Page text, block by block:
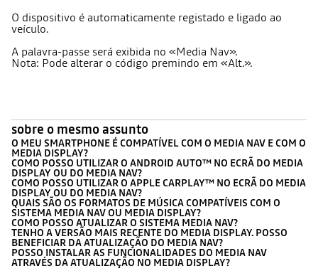
O dispositivo é automaticamente registado e ligado ao
veículo.
A palavra-passe será exibida no «Media Nav».
Nota: Pode alterar o código premindo em «Alt.».
sobre o mesmo assunto
O MEU SMARTPHONE É COMPATÍVEL COM O MEDIA NAV E COM O
MEDIA DISPLAY?
COMO POSSO UTILIZAR O ANDROID AUTO™ NO ECRÃ DO MEDIA
DISPLAY OU DO MEDIA NAV?
COMO POSSO UTILIZAR O APPLE CARPLAY™ NO ECRÃ DO MEDIA
DISPLAY OU DO MEDIA NAV?
QUAIS SÃO OS FORMATOS DE MÚSICA COMPATÍVEIS COM O
SISTEMA MEDIA NAV OU MEDIA DISPLAY?
COMO POSSO ATUALIZAR O SISTEMA MEDIA NAV?
TENHO A VERSÃO MAIS RECENTE DO MEDIA DISPLAY. POSSO
BENEFICIAR DA ATUALIZAÇÃO DO MEDIA NAV?
POSSO INSTALAR AS FUNCIONALIDADES DO MEDIA NAV
ATRAVÉS DA ATUALIZAÇÃO NO MEDIA DISPLAY?